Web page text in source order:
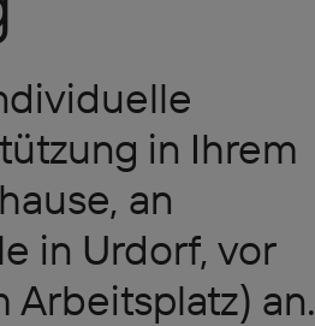
in Ihrem
an
in Urdorf, vor
Arbeitsplatz) an.